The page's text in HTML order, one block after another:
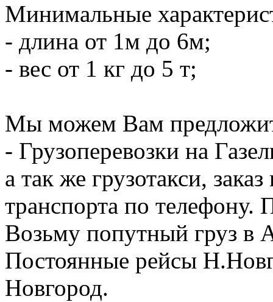
Минимальные
- длина от 1м до 6м;
- вес от 1 кг до 5 т;
Мы можем Вам
- Грузоперевозки на
а так же грузотакси,
транспорта по
Возьму попутный груз в
Постоянные рейсы
Новгород.